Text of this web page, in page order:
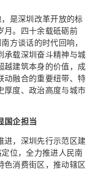
是深圳改革开放的标
月。四十余载砥砺前
方谈话的时代回响，
承载深圳奋斗精神与城
越建筑本身的价值，成
动融合的重要纽带、特
厚度、政治高度与城市
国企担当
，深圳先行示范区建
位，全力推进人民南
色消费街区，推动辖区